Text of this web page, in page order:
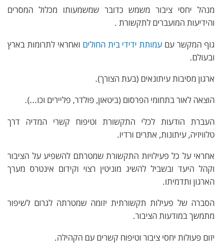
מנהל יחסי ציבור משמש כדובר שמשמעותו מכלול המסרים
והידיעות המועברים לתקשורת .
גוף המקשר עם עמותת ידידי בית החולים ואחראי לתרומות בארץ
ובעולם.
ארגון מסיבות עיתונאים (בעת הצורך).
הוצאה לאור בתחומי הפרסום (ביטאון, פולדר, פליירים וכו...).
העברת הודעות לכלי התקשורת וטיפוח קשרי המדיה דרך
טלוויזיה, עיתונות, אתרים ורדיו.
אחראי על כל פעילויות התקשורת שמטרתם להשפיע על הציבור
וקהל היעד ובשביל להשיג מוניטין רצוי וקידום אינטרס מערך
הארגון ותדמיתו.
הסברה של פעילות תקשורתית יזומה שמטרתה לגרום לשיפור
מתמשך במודעות הציבור.
יזום פעולות יחסי ציבור וטיפוח קשרים עם הקהילה.